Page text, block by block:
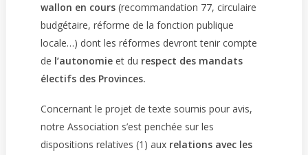
wallon en cours (recommandation 77, circulaire
budgétaire, réforme de la fonction publique
locale…) dont les réformes devront tenir compte
de l’autonomieet du respect des mandats
électifs des Provinces.
Concernant le projet de texte soumis pour avis,
notre Association s’est penchée sur les
dispositions relatives (1) aux relations avec les